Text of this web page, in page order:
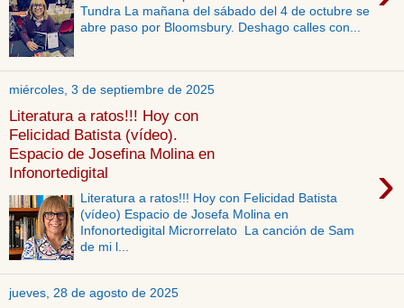
Tundra La mañana del sábado del 4 de octubre se
abre paso por Bloomsbury. Deshago calles con...
miércoles, 3 de septiembre de 2025
Literatura a ratos!!! Hoy con
Felicidad Batista (vídeo).
Espacio de Josefina Molina en
Infonortedigital
›
Literatura a ratos!!! Hoy con Felicidad Batista
(vídeo) Espacio de Josefa Molina en
Infonortedigital Microrrelato La canción de Sam
de mi l...
jueves, 28 de agosto de 2025